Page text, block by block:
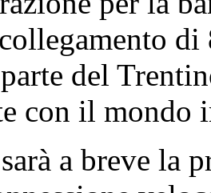
del
con il mondo
a breve la